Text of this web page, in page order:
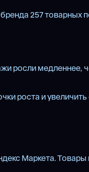
257
росли
роста и
Маркета.